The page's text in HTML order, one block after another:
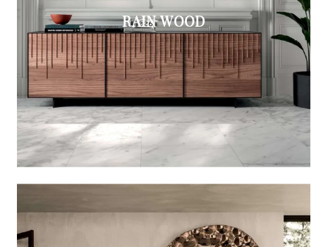
RAIN WOOD